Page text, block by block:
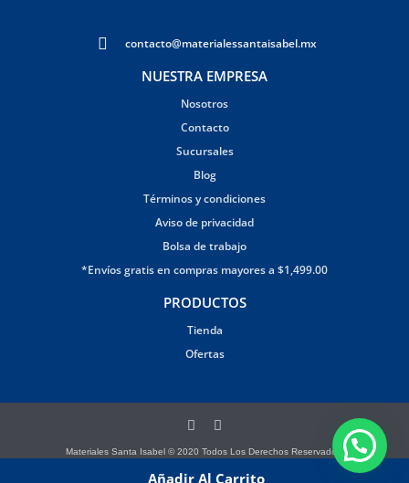
Añadir Al Carrito
contacto@materialessantaisabel.mx
NUESTRA EMPRESA
Nosotros
Contacto
Sucursales
Blog
Términos y condiciones
Aviso de privacidad
Bolsa de trabajo
*Envíos gratis en compras mayores a $1,499.00
PRODUCTOS
Tienda
Ofertas
Materiales Santa Isabel © 2020 Todos Los Derechos Reservados.